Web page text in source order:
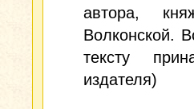
автора,
Волконской.
тексту
издателя)